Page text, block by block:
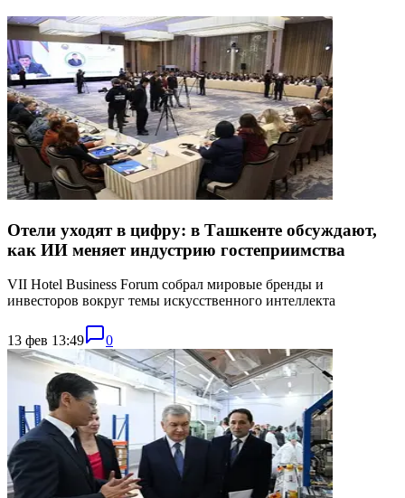
Отели уходят в цифру: в Ташкенте обсуждают,
как ИИ меняет индустрию гостеприимства
VII Hotel Business Forum собрал мировые бренды и
инвесторов вокруг темы искусственного интеллекта
13 фев 13:49 0